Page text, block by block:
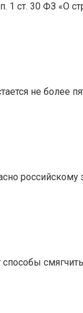
1 ст. 30 ФЗ «О
не более
российскому
способы